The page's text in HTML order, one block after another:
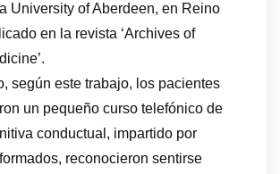
University of Aberdeen, en Reino
en la revista ‘Archives of
según este trabajo, los pacientes
un pequeño curso telefónico de
conductual, impartido por
reconocieron sentirse